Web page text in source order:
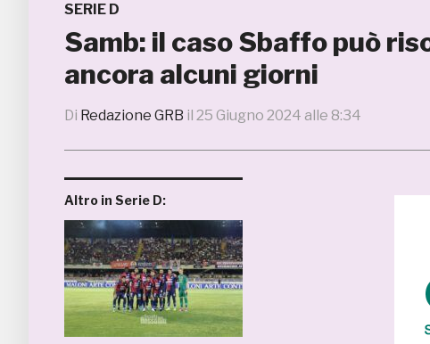
SERIE D
Samb: il caso Sbaffo può
ancora alcuni giorni
Di Redazione GRB il 25 Giugno 2024 alle 8:34
Altro in Serie D: